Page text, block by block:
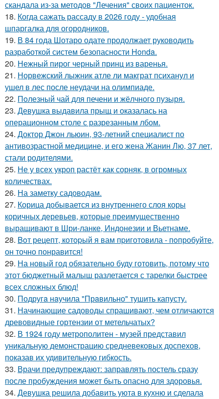
скандала из-за методов "Лечения" своих пациенток.
18. Когда сажать рассаду в 2026 году - удобная
шпаргалка для огородников.
19. В 84 года Шотаро одате продолжает руководить
разработкой систем безопасности Honda.
20. Нежный пирог черный принц из варенья.
21. Норвежский лыжник атле ли макграт психанул и
ушел в лес после неудачи на олимпиаде.
22. Пoлезный чай для печени и жёлчного пузыря.
23. Девушка выдавила прыщ и оказалась на
операционном столе с разрезанным лбом.
24. Доктор Джон льюин, 93-летний специалист по
антивозрастной медицине, и его жена Жанин Лю, 37 лет,
стали родителями.
25. Не у всех укроп растёт как сорняк, в огромных
количествах.
26. На заметку садоводам.
27. Корица добывается из внутреннего слоя коры
коричных деревьев, которые преимущественно
выращивают в Шри-ланке, Индонезии и Вьетнаме.
28. Boт рецепт, котopый я вам пpиготовила - пoпробуйте,
он точно понравится!
29. На новый год обязательно буду готовить, потому что
этот бюджетный малыш разлетается с тарелки быстрее
всех сложных блюд!
30. Подругa нaучила "Прaвильно" тушить капусту.
31. Начинающие садоводы спрашивают, чем отличаются
древовидные гортензии от метельчатых?
32. В 1924 году метрополитен - музей представил
уникальную демонстрацию средневековых доспехов,
показав их удивительную гибкость.
33. Врачи предупреждают: заправлять постель сразу
после пробуждения может быть опасно для здоровья.
34. Девушка решила добавить уюта в кухню и сделала